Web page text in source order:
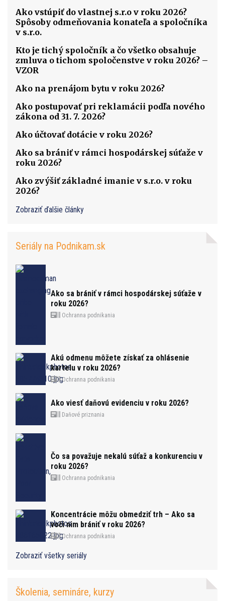
Ako vstúpiť do vlastnej s.r.o v roku 2026?
Spôsoby odmeňovania konateľa a spoločníka
v s.r.o.
Kto je tichý spoločník a čo všetko obsahuje
zmluva o tichom spoločenstve v roku 2026? –
VZOR
Ako na prenájom bytu v roku 2026?
Ako postupovať pri reklamácii podľa nového
zákona od 31. 7. 2026?
Ako účtovať dotácie v roku 2026?
Ako sa brániť v rámci hospodárskej súťaže v
roku 2026?
Ako zvýšiť základné imanie v s.r.o. v roku
2026?
Zobraziť ďalšie články
Seriály na Podnikam.sk
Ako sa brániť v rámci hospodárskej súťaže v
roku 2026?
Ochranna podnikania
Akú odmenu môžete získať za ohlásenie
kartelu v roku 2026?
Ochranna podnikania
Ako viesť daňovú evidenciu v roku 2026?
Daňové priznania
Čo sa považuje nekalú súťaž a konkurenciu v
roku 2026?
Ochranna podnikania
Koncentrácie môžu obmedziť trh – Ako sa
voči nim brániť v roku 2026?
Ochranna podnikania
Zobraziť všetky seriály
Školenia, semináre, kurzy